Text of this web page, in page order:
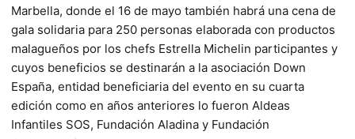
Marbella, donde el 16 de mayo también habrá una cena de
gala solidaria para 250 personas elaborada con productos
malagueños por los chefs Estrella Michelin participantes y
cuyos beneficios se destinarán a la asociación Down
España, entidad beneficiaria del evento en su cuarta
edición como en años anteriores lo fueron Aldeas
Infantiles SOS, Fundación Aladina y Fundación